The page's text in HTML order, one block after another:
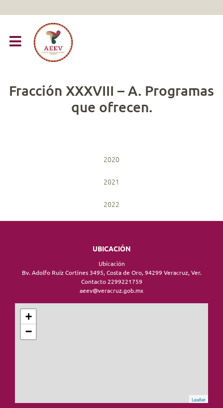
Fracción XXXVIII – A. Programas
que ofrecen.
2020
2021
2022
UBICACIÓN
Ubicación
Bv. Adolfo Ruíz Cortines 3495, Costa de Oro, 94299 Veracruz, Ver.
Contacto 2299221759
aeev@veracruz.gob.mx
+
−
Leaflet